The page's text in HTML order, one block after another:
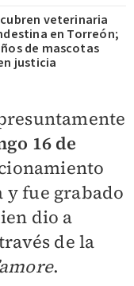
veterinaria
en Torreón;
de mascotas
justicia
16 de
y fue grabado
dio a
de la
.